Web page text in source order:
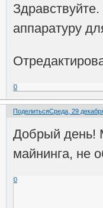
аппаратуру
0
ПоделитьсяСреда, 29
Добрый день!
майнинга, не
0